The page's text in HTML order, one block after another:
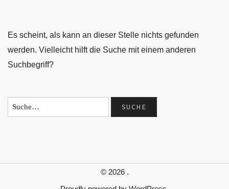
Es scheint, als kann an dieser Stelle nichts gefunden
werden. Vielleicht hilft die Suche mit einem anderen
Suchbegriff?
© 2026 .